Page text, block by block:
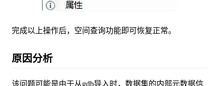
完成以上操作后，空间查询功能即可恢复正常。
原因分析
该问题可能是由于从gdb导入时，数据集的内部元数据信